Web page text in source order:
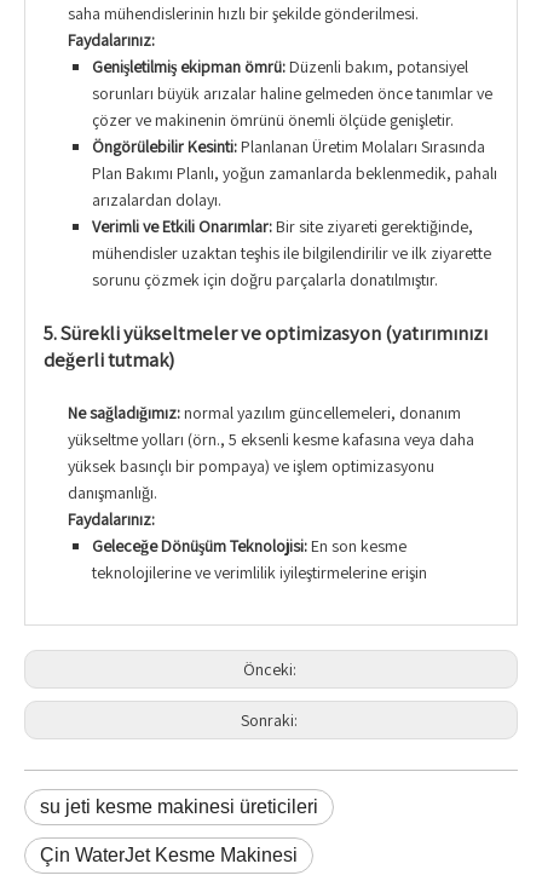
saha mühendislerinin hızlı bir şekilde gönderilmesi.
Faydalarınız:
Genişletilmiş ekipman ömrü: Düzenli bakım, potansiyel
sorunları büyük arızalar haline gelmeden önce tanımlar ve
çözer ve makinenin ömrünü önemli ölçüde genişletir.
Öngörülebilir Kesinti: Planlanan Üretim Molaları Sırasında
Plan Bakımı Planlı, yoğun zamanlarda beklenmedik, pahalı
arızalardan dolayı.
Verimli ve Etkili Onarımlar: Bir site ziyareti gerektiğinde,
mühendisler uzaktan teşhis ile bilgilendirilir ve ilk ziyarette
sorunu çözmek için doğru parçalarla donatılmıştır.
5. Sürekli yükseltmeler ve optimizasyon (yatırımınızı
değerli tutmak)
Ne sağladığımız: normal yazılım güncellemeleri, donanım
yükseltme yolları (örn., 5 eksenli kesme kafasına veya daha
yüksek basınçlı bir pompaya) ve işlem optimizasyonu
danışmanlığı.
Faydalarınız:
Geleceğe Dönüşüm Teknolojisi: En son kesme
teknolojilerine ve verimlilik iyileştirmelerine erişin
Önceki:
Sonraki:
su jeti kesme makinesi üreticileri
Çin WaterJet Kesme Makinesi